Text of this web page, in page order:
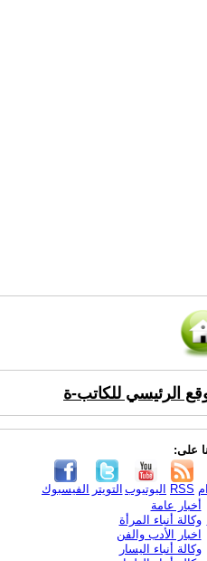
الرئيسي للكاتب-ة
على:
الفيسبوك التويتر اليوتيوب RSS
أخبار عامة
وكالة أنباء المرأة
اخبار الأدب والفن
وكالة أنباء اليسار